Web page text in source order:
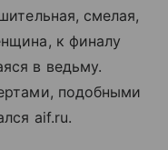
смелая,
к финалу
в ведьму.
подобными
aif.ru.